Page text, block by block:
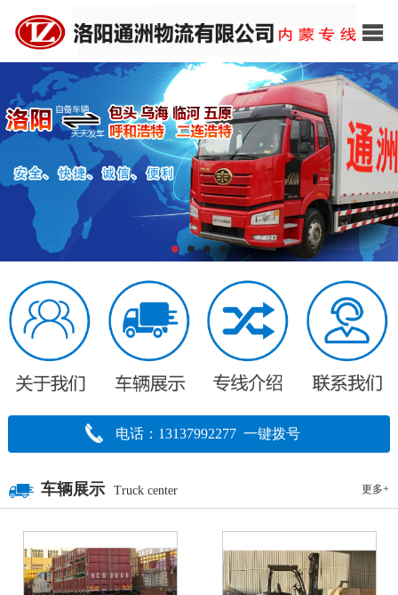
电话：13137992277 一键拨号
更多+
车辆展示 Truck center